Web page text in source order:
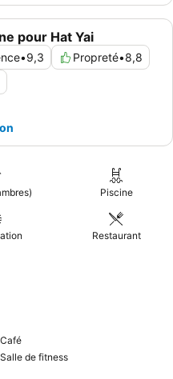
pour Hat Yai
•9,3 Propreté•8,8
Piscine
Restaurant
Café
Salle de fitness